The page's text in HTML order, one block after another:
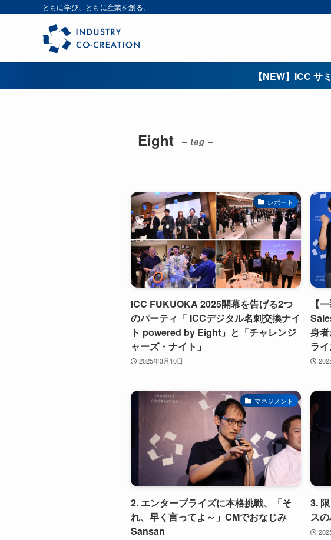
ともに学び、ともに産業を創る。
【NEW】ICC サ
Eight – tag –
レポート
ICC FUKUOKA 2025開幕を告げる2つ
のパーティ「 ICCデジタル名刺交換ナイ
ト powered by Eight」と「チャレンジ
ャーズ・ナイト」
2025年3月10日
【
身
ラ
マネジメント
2. エンタープライズに本格挑戦、「そ
れ、早く言ってよ～」CMでおなじみ
Sansan
3.
ス